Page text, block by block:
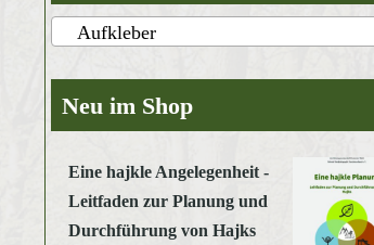
Aufkleber
Neu im Shop
Eine hajkle Angelegenheit -
Leitfaden zur Planung und
Durchführung von Hajks